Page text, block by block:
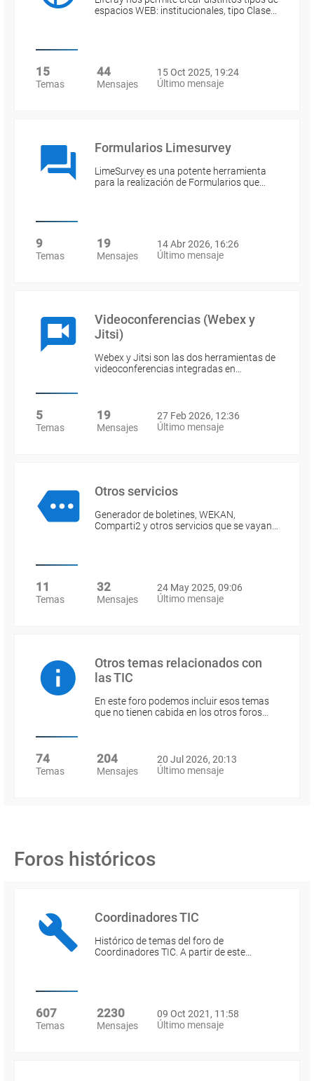
espacios WEB: institucionales, tipo Clase…
15
Temas
44
Mensajes
15 Oct 2025, 19:24
Último mensaje
Formularios Limesurvey
LimeSurvey es una potente herramienta
para la realización de Formularios que…
9
Temas
19
Mensajes
14 Abr 2026, 16:26
Último mensaje
Videoconferencias (Webex y
Jitsi)
Webex y Jitsi son las dos herramientas de
videoconferencias integradas en…
5
Temas
19
Mensajes
27 Feb 2026, 12:36
Último mensaje
Otros servicios
Generador de boletines, WEKAN,
Comparti2 y otros servicios que se vayan…
11
Temas
32
Mensajes
24 May 2025, 09:06
Último mensaje
Otros temas relacionados con
las TIC
En este foro podemos incluir esos temas
que no tienen cabida en los otros foros…
74
Temas
204
Mensajes
20 Jul 2026, 20:13
Último mensaje
Foros históricos
Coordinadores TIC
Histórico de temas del foro de
Coordinadores TIC. A partir de este…
607
Temas
2230
Mensajes
09 Oct 2021, 11:58
Último mensaje